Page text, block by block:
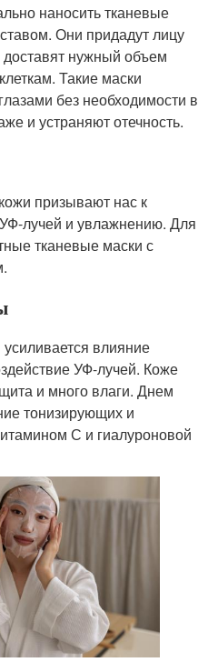
наносить тканевые
Они придадут лицу
нужный объем
Такие маски
без необходимости в
и устраняют отечность.
призывают нас к
лучей и увлажнению. Для
тканевые маски с
влияние
УФ-лучей. Коже
и много влаги. Днем
тонизирующих и
С и гиалуроновой